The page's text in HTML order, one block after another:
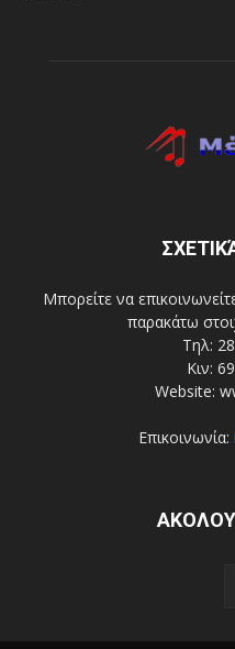
Μπορείτε να
παρακάτω
Τηλ:
Κιν:
Website:
Επικοινωνία: